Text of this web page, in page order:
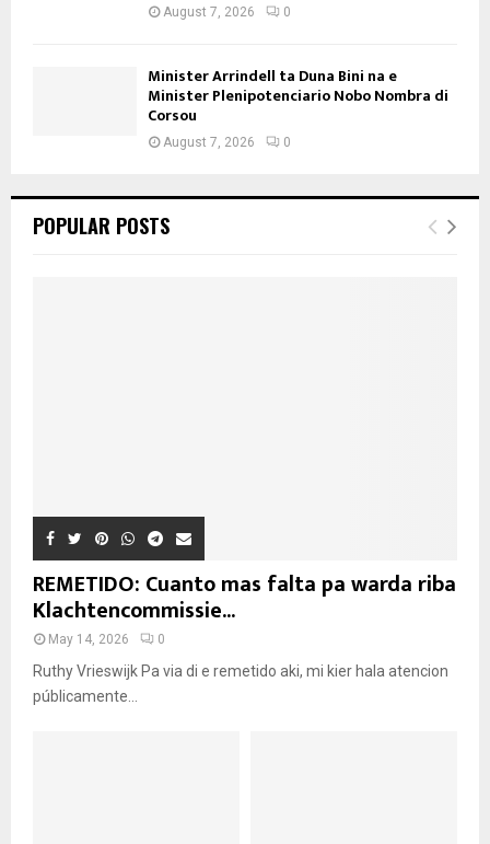
August 7, 2026 0
Minister Arrindell ta Duna Bini na e
Minister Plenipotenciario Nobo Nombra di
Corsou
August 7, 2026 0
POPULAR POSTS
REMETIDO: Cuanto mas falta pa warda riba
Klachtencommissie...
May 14, 2026 0
Ruthy Vrieswijk Pa via di e remetido aki, mi kier hala atencion
públicamente...